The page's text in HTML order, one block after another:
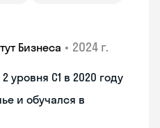
Бизнеса • 2024 г.
уровня С1 в 2020 году
и обучался в